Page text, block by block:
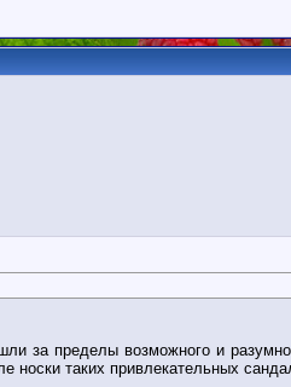
за пределы возможного и
таких привлекательных